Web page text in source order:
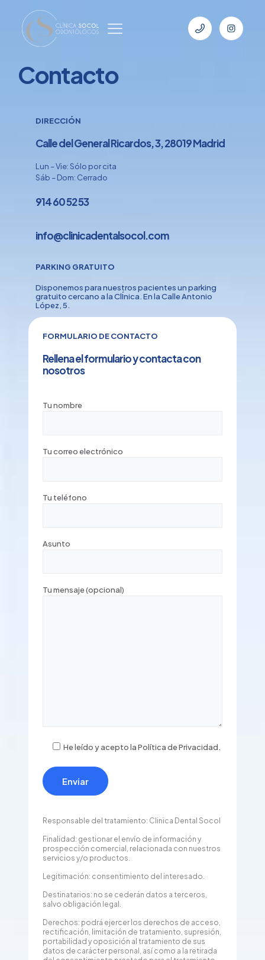
Contacto
DIRECCIÓN
Calle del General Ricardos, 3, 28019 Madrid
Lun – Vie: Sólo por cita
Sáb – Dom: Cerrado
914 60 52 53
info@clinicadentalsocol.com
PARKING GRATUITO
Disponemos para nuestros pacientes un parking
gratuito cercano a la ClÍnica. En la Calle Antonio
López, 5.
FORMULARIO DE CONTACTO
Rellena el formulario y contacta con
nosotros
Tu nombre
Tu correo electrónico
Tu teléfono
Asunto
Tu mensaje (opcional)
He leído y acepto la Política de Privacidad.
Responsable del tratamiento: Clinica Dental Socol
Finalidad: gestionar el envío de información y
prospección comercial, relacionada con nuestros
servicios y/o productos.
Legitimación: consentimiento del interesado.
Destinatarios: no se cederán datos a terceros,
salvo obligación legal.
Derechos: podrá ejercer los derechos de acceso,
rectificación, limitación de tratamiento, supresión,
portabilidad y oposición al tratamiento de sus
datos de carácter personal, así como a la retirada